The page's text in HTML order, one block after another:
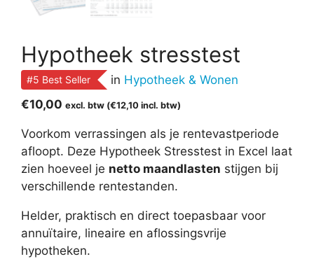
Hypotheek stresstest
#5 Best Seller in Hypotheek & Wonen
€10,00 excl. btw (€12,10 incl. btw)
Voorkom verrassingen als je rentevastperiode
afloopt. Deze Hypotheek Stresstest in Excel laat
zien hoeveel je netto maandlasten stijgen bij
verschillende rentestanden.
Helder, praktisch en direct toepasbaar voor
annuïtaire, lineaire en aflossingsvrije
hypotheken.